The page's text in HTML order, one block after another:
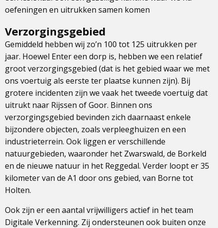
oefeningen en uitrukken samen komen
Verzorgingsgebied
Gemiddeld hebben wij zo’n 100 tot 125 uitrukken per
jaar. Hoewel Enter een dorp is, hebben we een relatief
groot verzorgingsgebied (dat is het gebied waar we met
ons voertuig als eerste ter plaatse kunnen zijn). Bij
grotere incidenten zijn we vaak het tweede voertuig dat
uitrukt naar Rijssen of Goor. Binnen ons
verzorgingsgebied bevinden zich daarnaast enkele
bijzondere objecten, zoals verpleeghuizen en een
industrieterrein. Ook liggen er verschillende
natuurgebieden, waaronder het Zwarswald, de Borkeld
en de nieuwe natuur in het Reggedal. Verder loopt er 35
kilometer van de A1 door ons gebied, van Borne tot
Holten.
Ook zijn er een aantal vrijwilligers actief in het team
Digitale Verkenning. Zij ondersteunen ook buiten onze